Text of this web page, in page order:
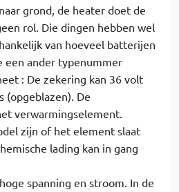
grond, de heater doet de
rol. Die dingen hebben wel
van hoeveel batterijen
een ander typenummer
: De zekering kan 36 volt
(opgeblazen). De
verwarmingselement.
zijn of het element slaat
lading kan in gang
spanning en stroom. In de